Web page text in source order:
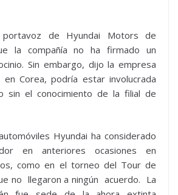
portavoz de Hyundai Motors de
la compañía no ha firmado un
Sin embargo, dijo la empresa
en Corea, podría estar involucrada
sin el conocimiento de la filial de
Hyundai ha considerado
en anteriores ocasiones en
como en el torneo del Tour de
no llegaron a ningún acuerdo. La